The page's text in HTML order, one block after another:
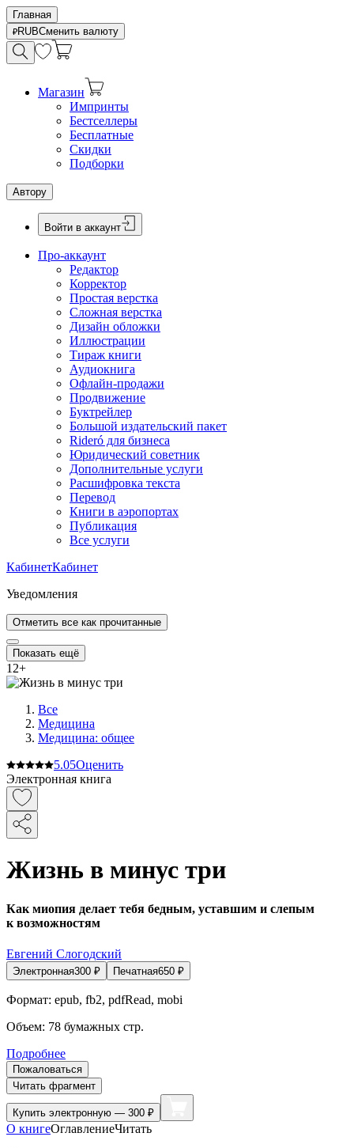
Главная
RUBСменить валюту
Магазин
Импринты
Бестселлеры
Бесплатные
Скидки
Подборки
Автору
Войти в аккаунт
Про-аккаунт
Редактор
Корректор
Простая верстка
Сложная верстка
Дизайн обложки
Иллюстрации
Тираж книги
Аудиокнига
Офлайн-продажи
Продвижение
Буктрейлер
Большой издательский пакет
Rideró для бизнеса
Юридический советник
Дополнительные услуги
Расшифровка текста
Перевод
Книги в аэропортах
Публикация
Все услуги
КабинетКабинет
Уведомления
Отметить все как прочитанные
Показать ещё
12+
Все
Медицина
Медицина: общее
5.05Оценить
Электронная книга
Жизнь в минус три
Как миопия делает тебя бедным, уставшим и слепым
к возможностям
Евгений Слогодский
Электронная300 ₽ Печатная650 ₽
Формат: epub, fb2, pdfRead, mobi
Объем: 78 бумажных стр.
Подробнее
Пожаловаться
Читать фрагмент
Купить электронную — 300 ₽
О книгеОглавлениеЧитать